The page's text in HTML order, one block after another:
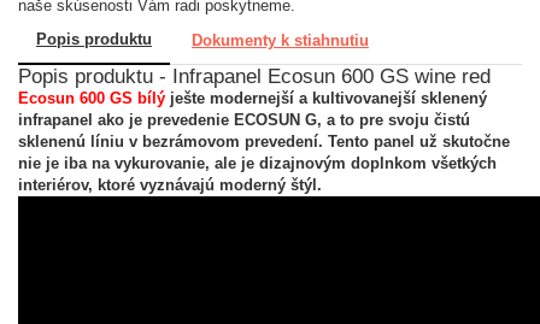
naše skúsenosti Vám radi poskytneme.
Popis produktu
Dokumenty k stiahnutiu
Popis produktu - Infrapanel Ecosun 600 GS wine red
Ecosun 600 GS bílý ješte modernejší a kultivovanejší sklenený
infrapanel ako je prevedenie ECOSUN G, a to pre svoju čistú
sklenenú líniu v bezrámovom prevedení. Tento panel už skutočne
nie je iba na vykurovanie, ale je dizajnovým doplnkom všetkých
interiérov, ktoré vyznávajú moderný štýl.